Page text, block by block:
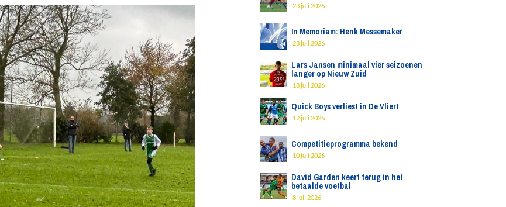
23 juli 2026
In Memoriam: Henk Messemaker
23 juli 2026
Lars Jansen minimaal vier seizoenen
langer op Nieuw Zuid
18 juli 2026
Quick Boys verliest in De Vliert
12 juli 2026
Competitieprogramma bekend
10 juli 2026
David Garden keert terug in het
betaalde voetbal
8 juli 2026